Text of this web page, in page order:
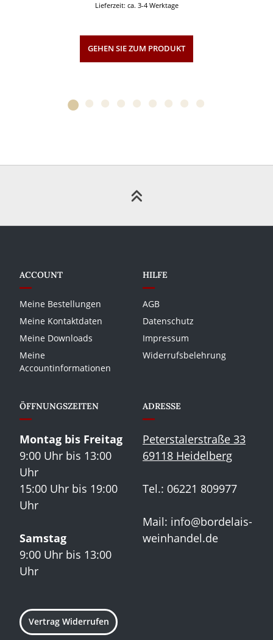
Lieferzeit: ca. 3-4 Werktage
GEHEN SIE ZUM PRODUKT
ACCOUNT
Meine Bestellungen
Meine Kontaktdaten
Meine Downloads
Meine
Accountinformationen
HILFE
AGB
Datenschutz
Impressum
Widerrufsbelehrung
ÖFFNUNGSZEITEN
Montag bis Freitag
9:00 Uhr bis 13:00
Uhr
15:00 Uhr bis 19:00
Uhr
Samstag
9:00 Uhr bis 13:00
Uhr
ADRESSE
Peterstalerstraße 33
69118 Heidelberg
Tel.: 06221 809977
Mail: info@bordelais-
weinhandel.de
Vertrag Widerrufen